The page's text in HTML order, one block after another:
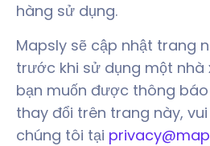
hàng sử dụng.
Mapsly sẽ cập nhật trang
trước khi sử dụng một nhà
bạn muốn được thông
thay đổi trên trang này,
chúng tôi tại